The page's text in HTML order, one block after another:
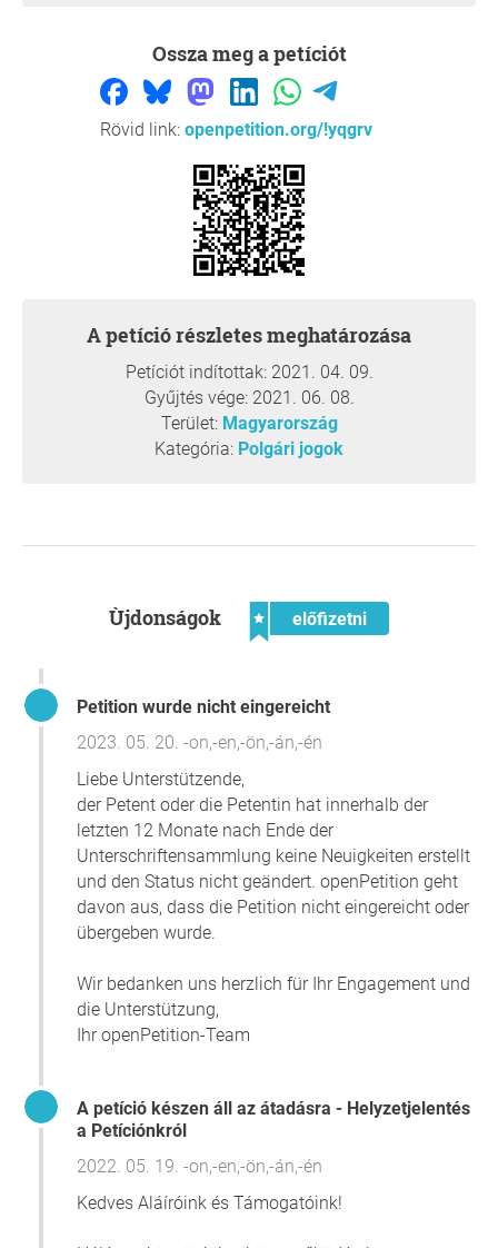
tekintetében. Pontosan ez okból nem is vállalnak
felelősséget sem a gyártók, sem a vakcinákat beadó
egészségügyi dolgozók, sem a vakcinákat propagáló és
diszkrimináló intézkedéseket tervező ún. szakértők és
vesz részt a kísérletben és alá kell írnia, hogy minden
Tiltakozunk az ellen, hogy oltott és nem oltott között
bárhol, bármilyen megkülönböztetést tegyenek és az ún.
Védettségi igazolvánnyal többlet jogot biztosítsanak az
ebben a kétes kimenetelű gyógyszerkísérletben részt
Kérünk minden józanul gondolkodó honfitársunkat a
kutatások jelenleg!
Nem juthatunk el odáig, hogy az egészséges emberek
nem mozdulhatnak ki a lakásaikból, nem mehetnek
szórakozni, nem utazhatnak, mert nincs Oltási
igazolványuk!
Kérjük minden ember támogatását, aki szabadon és
egészségesen, hátrányos megkülönböztetés nélkül akar
élni a hazájában!
Ossza meg a petíciót
Rövid link: openpetition.org/!yqgrv
A petíció részletes meghatározása
Petíciót indítottak: 2021. 04. 09.
Gyűjtés vége: 2021. 06. 08.
Terület: Magyarország
Kategória: Polgári jogok
Ùjdonságok előfizetni
Petition wurde nicht eingereicht
2023. 05. 20. -on,-en,-ön,-án,-én
Liebe Unterstützende,
der Petent oder die Petentin hat innerhalb der
letzten 12 Monate nach Ende der
Unterschriftensammlung keine Neuigkeiten erstellt
und den Status nicht geändert. openPetition geht
davon aus, dass die Petition nicht eingereicht oder
übergeben wurde.
Wir bedanken uns herzlich für Ihr Engagement und
die Unterstützung,
Ihr openPetition-Team
A petíció készen áll az átadásra - Helyzetjelentés
a Petíciónkról
2022. 05. 19. -on,-en,-ön,-án,-én
Kedves Aláíróink és Támogatóink!